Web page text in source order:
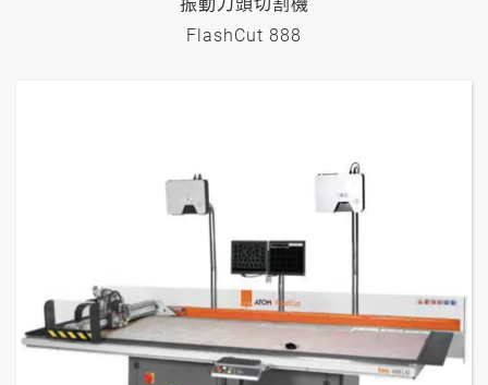
振動刀頭切割機
FlashCut 888